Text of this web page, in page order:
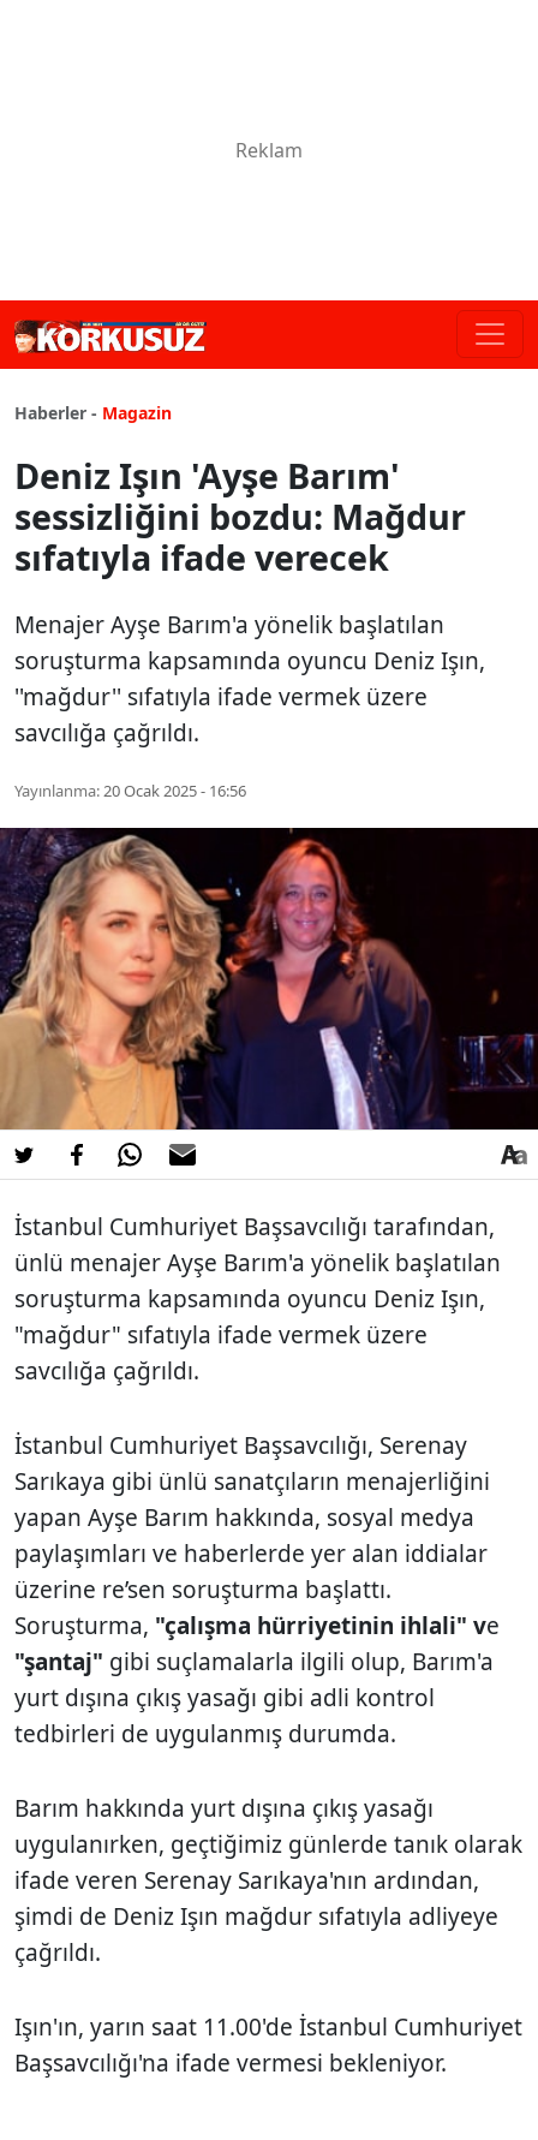
Haberler - Magazin
Deniz Işın 'Ayşe Barım'
sessizliğini bozdu: Mağdur
sıfatıyla ifade verecek
Menajer Ayşe Barım'a yönelik başlatılan
soruşturma kapsamında oyuncu Deniz Işın,
''mağdur'' sıfatıyla ifade vermek üzere
savcılığa çağrıldı.
Yayınlanma:20 Ocak 2025 - 16:56
İstanbul Cumhuriyet Başsavcılığı tarafından,
ünlü menajer Ayşe Barım'a yönelik başlatılan
soruşturma kapsamında oyuncu Deniz Işın,
"mağdur" sıfatıyla ifade vermek üzere
savcılığa çağrıldı.
İstanbul Cumhuriyet Başsavcılığı, Serenay
Sarıkaya gibi ünlü sanatçıların menajerliğini
yapan Ayşe Barım hakkında, sosyal medya
paylaşımları ve haberlerde yer alan iddialar
üzerine re’sen soruşturma başlattı.
Soruşturma, "çalışma hürriyetinin ihlali" ve
"şantaj" gibi suçlamalarla ilgili olup, Barım'a
yurt dışına çıkış yasağı gibi adli kontrol
tedbirleri de uygulanmış durumda.
Barım hakkında yurt dışına çıkış yasağı
uygulanırken, geçtiğimiz günlerde tanık olarak
ifade veren Serenay Sarıkaya'nın ardından,
şimdi de Deniz Işın mağdur sıfatıyla adliyeye
çağrıldı.
Işın'ın, yarın saat 11.00'de İstanbul Cumhuriyet
Başsavcılığı'na ifade vermesi bekleniyor.